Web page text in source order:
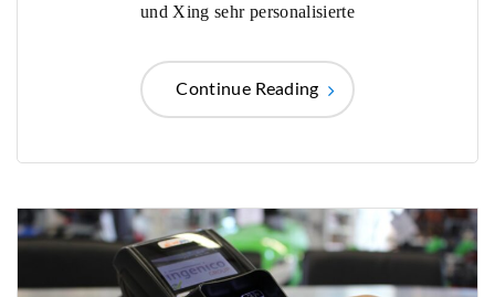
und Xing sehr personalisierte
Continue Reading